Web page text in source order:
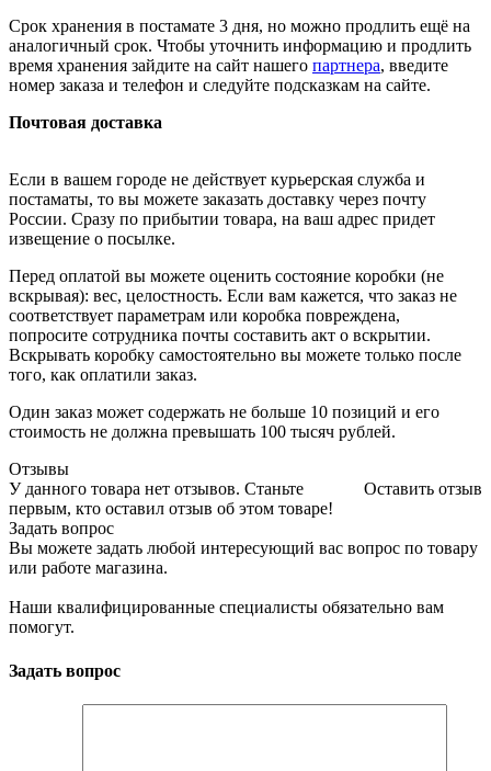
Срок хранения в постамате 3 дня, но можно продлить ещё на
аналогичный срок. Чтобы уточнить информацию и продлить
время хранения зайдите на сайт нашего партнера, введите
номер заказа и телефон и следуйте подсказкам на сайте.
Почтовая доставка
Если в вашем городе не действует курьерская служба и
постаматы, то вы можете заказать доставку через почту
России. Сразу по прибытии товара, на ваш адрес придет
извещение о посылке.
Перед оплатой вы можете оценить состояние коробки (не
вскрывая): вес, целостность. Если вам кажется, что заказ не
соответствует параметрам или коробка повреждена,
попросите сотрудника почты составить акт о вскрытии.
Вскрывать коробку самостоятельно вы можете только после
того, как оплатили заказ.
Один заказ может содержать не больше 10 позиций и его
стоимость не должна превышать 100 тысяч рублей.
Отзывы
Оставить отзыв
У данного товара нет отзывов. Станьте
первым, кто оставил отзыв об этом товаре!
Задать вопрос
Вы можете задать любой интересующий вас вопрос по товару
или работе магазина.
Наши квалифицированные специалисты обязательно вам
помогут.
Задать вопрос